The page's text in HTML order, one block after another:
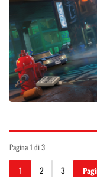
Pagina 1 di 3
1 2 3